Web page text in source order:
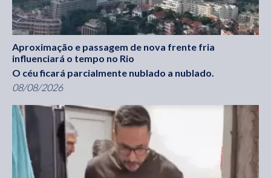
Aproximação e passagem de nova frente fria
influenciará o tempo no Rio
O céu ficará parcialmente nublado a nublado.
08/08/2026